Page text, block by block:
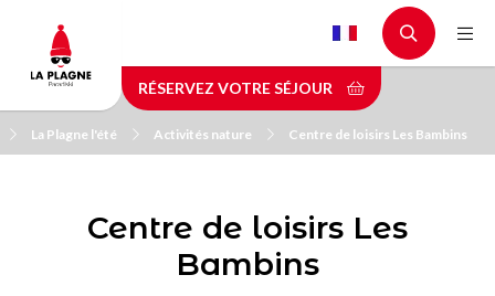
contenu
principal
RÉSERVEZ VOTRE SÉJOUR
La Plagne l'été Activités nature Centre de loisirs Les Bambins
Centre de loisirs Les
Bambins